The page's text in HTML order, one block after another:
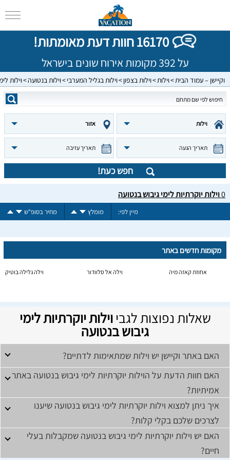
16170 חוות דעת מאומתות!
על 392 מקומות אירוח שונים בישראל
וקיישן – עמוד הבית וילות וילות בצפון וילות בגליל המערבי וילות בנטועה וילות
וילות אזור
תאריך הגעה תאריך עזיבה
חפש כעת!
0וילות יוקרתיות לימי גיבוש בנטועה
מיין לפי: מומלץ מחיר בסופ"ש
מקומות חדשים באתר
אחוזת קאזה מיה וילה אל סלוודור וילה גלילה בוטיק
שאלות נפוצות לגביוילות יוקרתיות לימי
גיבוש בנטועה
האם באתר וקיישן יש וילות שמתאימות לדתיים?
האם חוות הדעת על הוילות יוקרתיות לימי גיבוש בנטועה באתר
אמיתיות?
איך ניתן למצוא וילות יוקרתיות לימי גיבוש בנטועה שיענו
לצרכים שלכם בקלי קלות?
האם יש וילות יוקרתיות לימי גיבוש בנטועה שמקבלות בעלי
חיים?